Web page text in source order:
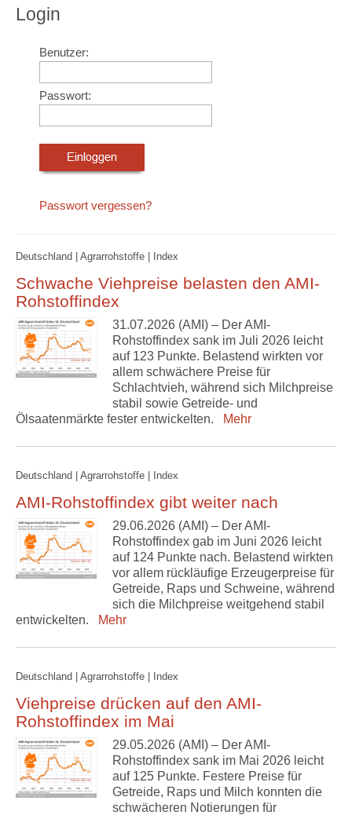
Login
Benutzer:
Passwort:
Passwort vergessen?
Deutschland | Agrarrohstoffe | Index
Schwache Viehpreise belasten den AMI-
Rohstoffindex
31.07.2026 (AMI) – Der AMI-
Rohstoffindex sank im Juli 2026 leicht
auf 123 Punkte. Belastend wirkten vor
allem schwächere Preise für
Schlachtvieh, während sich Milchpreise
stabil sowie Getreide- und
Ölsaatenmärkte fester entwickelten.
Mehr
Deutschland | Agrarrohstoffe | Index
AMI-Rohstoffindex gibt weiter nach
29.06.2026 (AMI) – Der AMI-
Rohstoffindex gab im Juni 2026 leicht
auf 124 Punkte nach. Belastend wirkten
vor allem rückläufige Erzeugerpreise für
Getreide, Raps und Schweine, während
sich die Milchpreise weitgehend stabil
entwickelten.
Mehr
Deutschland | Agrarrohstoffe | Index
Viehpreise drücken auf den AMI-
Rohstoffindex im Mai
29.05.2026 (AMI) – Der AMI-
Rohstoffindex sank im Mai 2026 leicht
auf 125 Punkte. Festere Preise für
Getreide, Raps und Milch konnten die
schwächeren Notierungen für